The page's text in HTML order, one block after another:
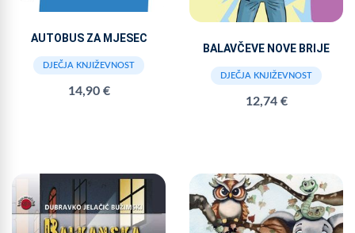
AUTOBUS ZA MJESEC
DJEČJA KNJIŽEVNOST
14,90 €
BALAVČEVE NOVE BRIJE
DJEČJA KNJIŽEVNOST
12,74 €